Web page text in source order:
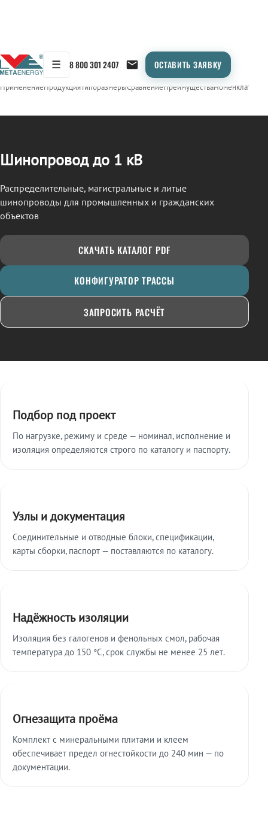
☰ 8 800 301 2407 ОСТАВИТЬ ЗАЯВКУ
← Продукция/ШИНОПРОВОД
ПрименениеПродукцияТипоразмерыСравнениеПреимуществаНоменклатура
Шинопровод до 1 кВ
Распределительные, магистральные и литые
шинопроводы для промышленных и гражданских
объектов
СКАЧАТЬ КАТАЛОГ PDF
КОНФИГУРАТОР ТРАССЫ
ЗАПРОСИТЬ РАСЧЁТ
Подбор под проект
По нагрузке, режиму и среде — номинал, исполнение и
изоляция определяются строго по каталогу и паспорту.
Узлы и документация
Соединительные и отводные блоки, спецификации,
карты сборки, паспорт — поставляются по каталогу.
Надёжность изоляции
Изоляция без галогенов и фенольных смол, рабочая
температура до 150 °C, срок службы не менее 25 лет.
Огнезащита проёма
Комплект с минеральными плитами и клеем
обеспечивает предел огнестойкости до 240 мин — по
документации.